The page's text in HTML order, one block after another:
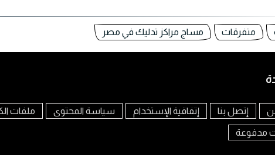
متفرقات مساج مراكز تدليك في مصر
إتصل بنا إتفاقية الإستخدام سياسة المحتوى ملفات
مدفوعة